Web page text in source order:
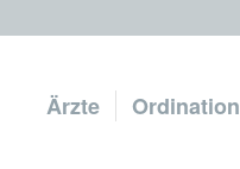
Ärzte Ordination